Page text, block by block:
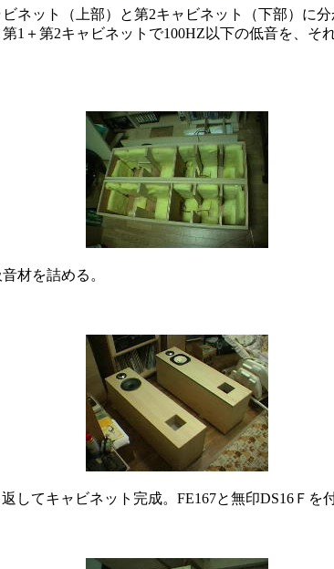
ネット（上部）と第2キャビネット（下部）に
1＋第2キャビネットで100HZ以下の低音を、そ
材を詰める。
してキャビネット完成。FE167と無印DS16Ｆを